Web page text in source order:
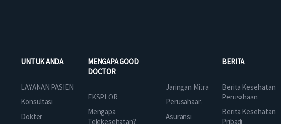
UNTUK ANDA
LAYANAN PASIEN
Konsultasi
Dokter
MENGAPA GOOD
DOCTOR
EKSPLOR
Mengapa
Telekesehatan?
Jaringan Mitra
Perusahaan
Asuransi
BERITA
Berita Kesehatan
Perusahaan
Berita Kesehatan
Pribadi